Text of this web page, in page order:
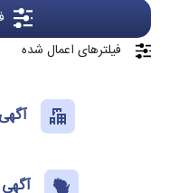
فیلترهای اعمال شده